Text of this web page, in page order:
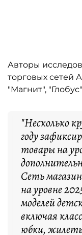
Авторы
торговых сетей
"Магнит",
"Несколько
году
товары на
Сеть
на уровне
моделей
включая
юбки,